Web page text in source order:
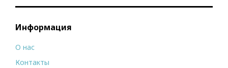
Информация
О нас
Контакты